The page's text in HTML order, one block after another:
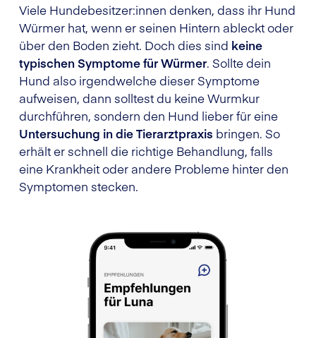
Viele Hundebesitzer:innen denken, dass ihr Hund
Würmer hat, wenn er seinen Hintern ableckt oder
über den Boden zieht. Doch dies sind keine
typischen Symptome für Würmer. Sollte dein
Hund also irgendwelche dieser Symptome
aufweisen, dann solltest du keine Wurmkur
durchführen, sondern den Hund lieber für eine
Untersuchung in die Tierarztpraxis bringen. So
erhält er schnell die richtige Behandlung, falls
eine Krankheit oder andere Probleme hinter den
Symptomen stecken.